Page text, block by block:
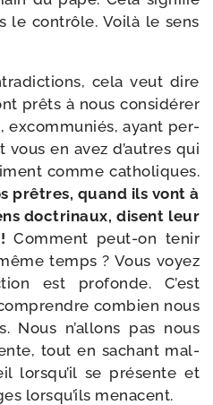
le contrôle. Voilà le sens
cela veut dire
prêts à nous consi­dé­rer
excom­mu­niés, ayant per­
en avez d’autres qui
comme catho­liques.
prêtres, quand ils vont à
doc­tri­naux, disent leur
!Comment peut-​on tenir
temps ? Vous voyez
est pro­fonde. C’est
com­bien nous
Nous n’allons pas nous
tout en sachant mal­
lorsqu’il se pré­sente et
lorsqu’ils menacent.